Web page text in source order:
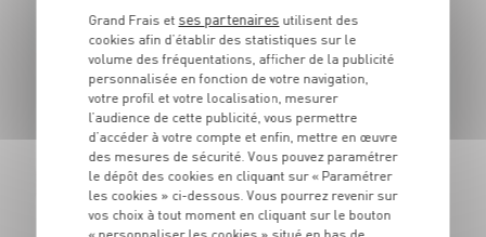
CAISSE
CAISSIER CENTRAL / ADJOINT
RESPONSABLE DE CAISSE - H/F
CDI
Civrieux d'Azergues
(69)
BOUCHERIE
Grand Frais et ses partenaires utilisent des
cookies afin d’établir des statistiques sur le
volume des fréquentations, afficher de la publicité
personnalisée en fonction de votre navigation,
votre profil et votre localisation, mesurer
l’audience de cette publicité, vous permettre
d’accéder à votre compte et enfin, mettre en œuvre
des mesures de sécurité. Vous pouvez paramétrer
le dépôt des cookies en cliquant sur « Paramétrer
les cookies » ci-dessous. Vous pourrez revenir sur
vos choix à tout moment en cliquant sur le bouton